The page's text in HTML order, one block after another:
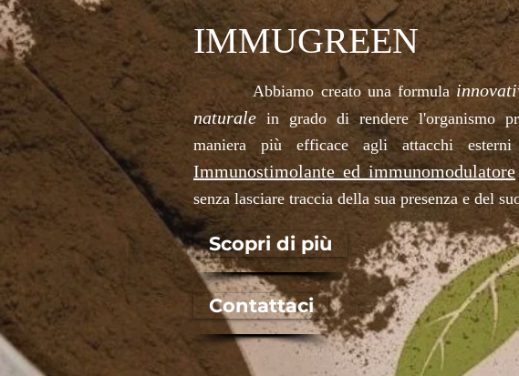
IMMUGREEN
Abbiamo creato una formula
naturale in grado di rendere l'organismo
maniera più efficace agli attacchi
Immunostimolante ed immunomodulatore
senza lasciare traccia della sua presenza e del
Scopri di più
Contattaci